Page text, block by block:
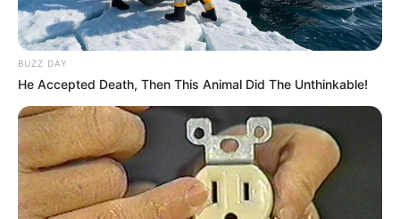
BUZZ DAY
He Accepted Death, Then This Animal Did The Unthinkable!